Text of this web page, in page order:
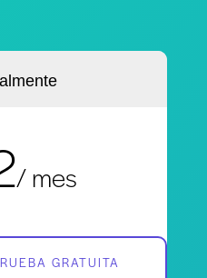
/ mes
GRATUITA